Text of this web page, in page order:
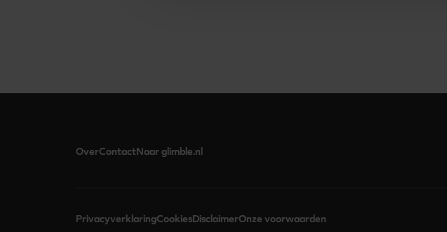
OverContactNaar glimble.nl
PrivacyverklaringCookiesDisclaimerOnze voorwaarden